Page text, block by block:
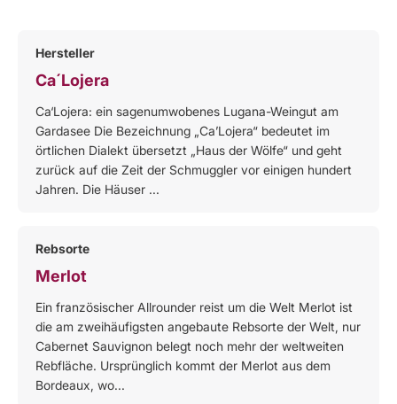
Hersteller
Ca´Lojera
Ca‘Lojera: ein sagenumwobenes Lugana-Weingut am
Gardasee Die Bezeichnung „Ca’Lojera“ bedeutet im
örtlichen Dialekt übersetzt „Haus der Wölfe“ und geht
zurück auf die Zeit der Schmuggler vor einigen hundert
Jahren. Die Häuser ...
Rebsorte
Merlot
Ein französischer Allrounder reist um die Welt Merlot ist
die am zweihäufigsten angebaute Rebsorte der Welt, nur
Cabernet Sauvignon belegt noch mehr der weltweiten
Rebfläche. Ursprünglich kommt der Merlot aus dem
Bordeaux, wo...